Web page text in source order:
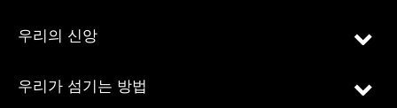
우리의 신앙
우리가 섬기는 방법